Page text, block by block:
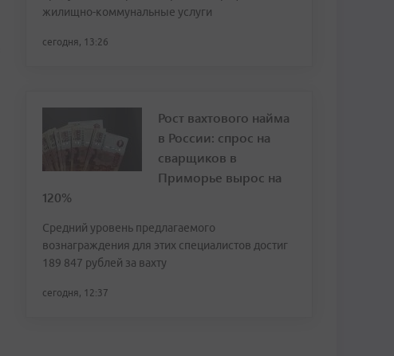
жилищно-коммунальные услуги
сегодня, 13:26
Рост вахтового найма
в России: спрос на
сварщиков в
Приморье вырос на
120%
Средний уровень предлагаемого
вознаграждения для этих специалистов достиг
189 847 рублей за вахту
сегодня, 12:37